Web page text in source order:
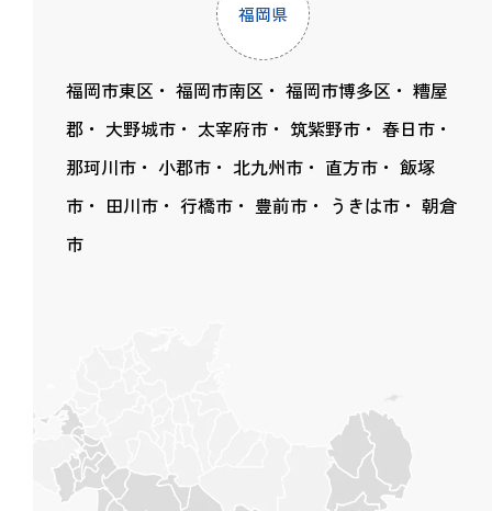
福岡県
福岡市東区 福岡市南区 福岡市博多区
糟屋
郡
大野城市 太宰府市 筑紫野市
春日市
那珂川市
小郡市 北九州市 直方市
飯塚
市
田川市 行橋市 豊前市 うきは市
朝倉
市